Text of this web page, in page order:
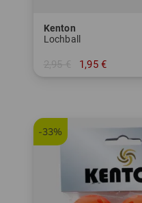
Kenton
Lochball
2,95 € 1,95 €
-33%